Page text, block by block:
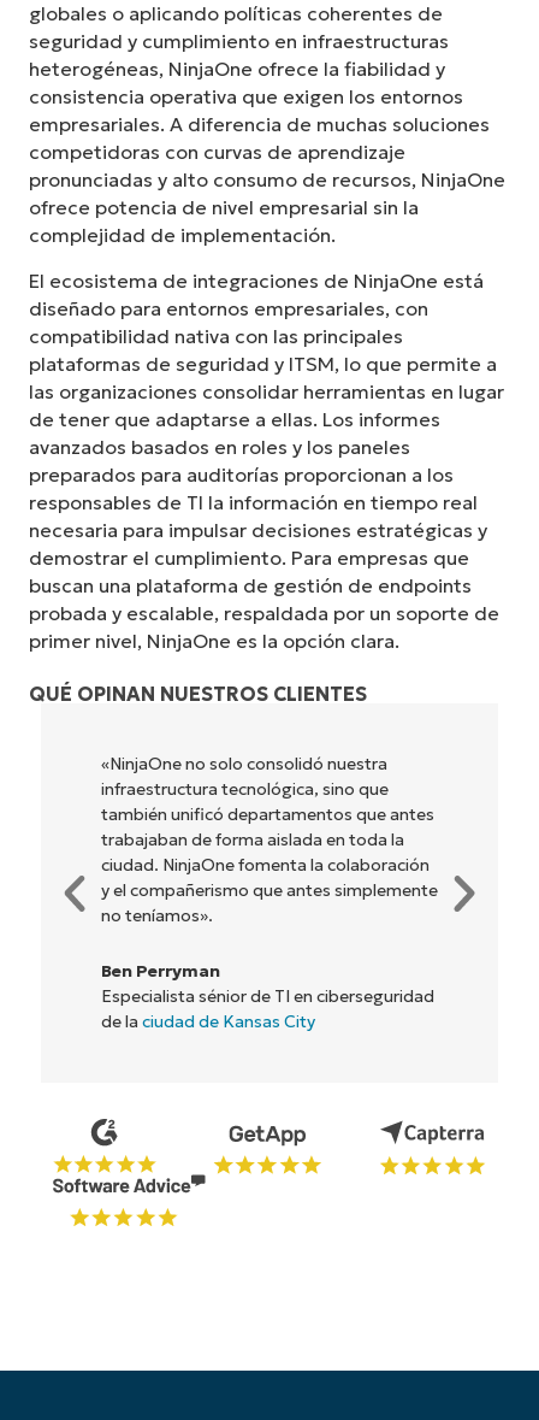
globales o aplicando políticas coherentes de
seguridad y cumplimiento en infraestructuras
heterogéneas, NinjaOne ofrece la fiabilidad y
consistencia operativa que exigen los entornos
empresariales. A diferencia de muchas soluciones
competidoras con curvas de aprendizaje
pronunciadas y alto consumo de recursos, NinjaOne
ofrece potencia de nivel empresarial sin la
complejidad de implementación.
El ecosistema de integraciones de NinjaOne está
diseñado para entornos empresariales, con
compatibilidad nativa con las principales
plataformas de seguridad y ITSM, lo que permite a
las organizaciones consolidar herramientas en lugar
de tener que adaptarse a ellas. Los informes
avanzados basados en roles y los paneles
preparados para auditorías proporcionan a los
responsables de TI la información en tiempo real
necesaria para impulsar decisiones estratégicas y
demostrar el cumplimiento. Para empresas que
buscan una plataforma de gestión de endpoints
probada y escalable, respaldada por un soporte de
primer nivel, NinjaOne es la opción clara.
QUÉ OPINAN NUESTROS CLIENTES
«NinjaOne no solo consolidó nuestra
infraestructura tecnológica, sino que
también unificó departamentos que antes
trabajaban de forma aislada en toda la
ciudad. NinjaOne fomenta la colaboración
y el compañerismo que antes simplemente
no teníamos».
Ben Perryman
Especialista sénior de TI en ciberseguridad
de laciudad de Kansas City
Sin necesidad de tarjeta de crédito, acceso